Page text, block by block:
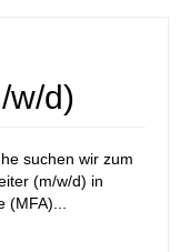
w/d)
suchen wir zum
(m/w/d) in